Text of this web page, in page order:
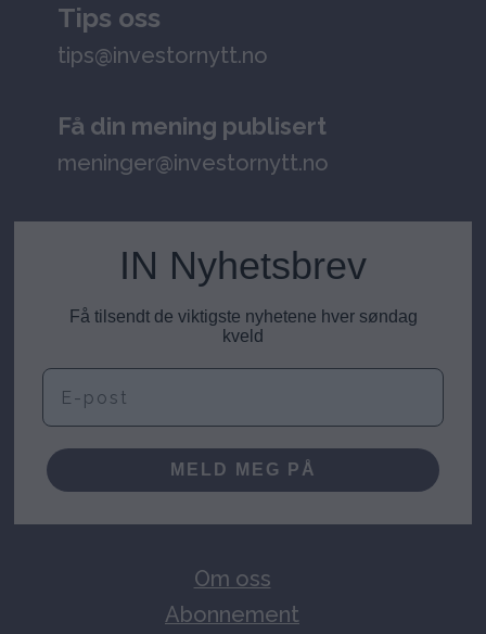
Tips oss
tips@investornytt.no
Få din mening publisert
meninger@investornytt.no
IN Nyhetsbrev
Få tilsendt de viktigste nyhetene hver søndag
kveld
E-post
MELD MEG PÅ
Om oss
Abonnement